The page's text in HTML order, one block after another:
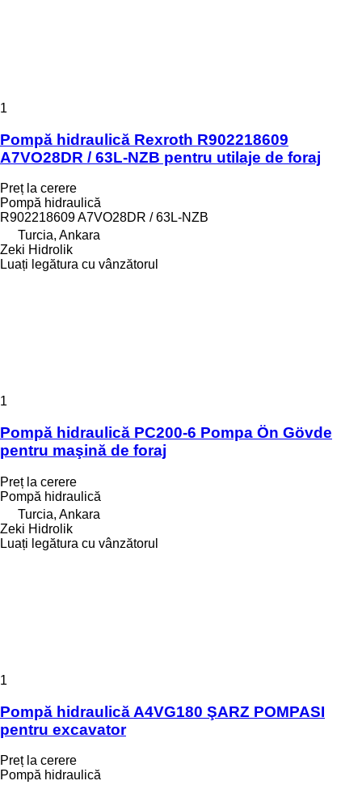
1
Pompă hidraulică Rexroth R902218609
A7VO28DR / 63L-NZB pentru utilaje de foraj
Preț la cerere
Pompă hidraulică
R902218609 A7VO28DR / 63L-NZB
Turcia, Ankara
Zeki Hidrolik
Luați legătura cu vânzătorul
1
Pompă hidraulică PC200-6 Pompa Ön Gövde
pentru maşină de foraj
Preț la cerere
Pompă hidraulică
Turcia, Ankara
Zeki Hidrolik
Luați legătura cu vânzătorul
1
Pompă hidraulică A4VG180 ŞARZ POMPASI
pentru excavator
Preț la cerere
Pompă hidraulică